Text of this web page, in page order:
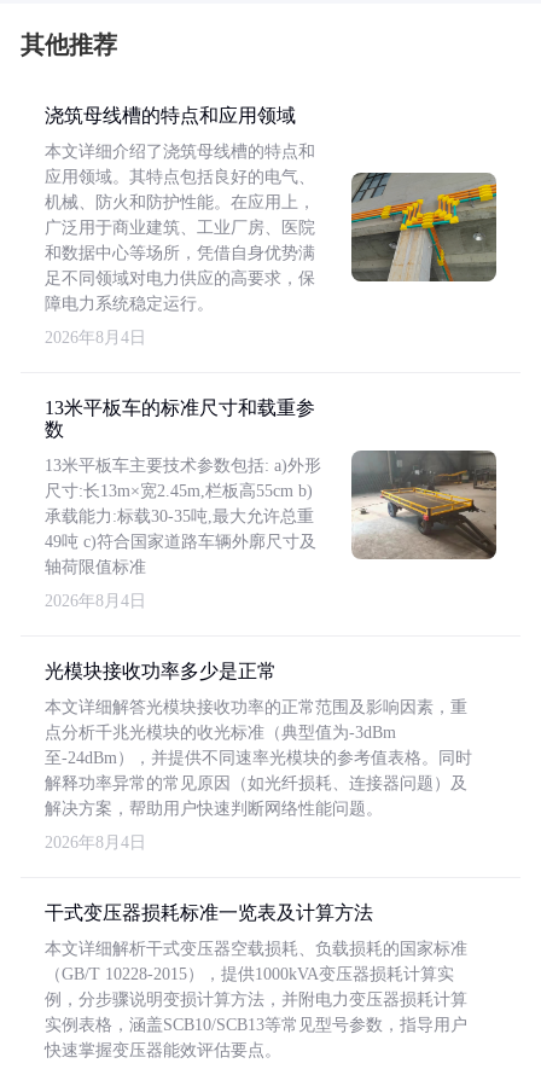
其他推荐
浇筑母线槽的特点和应用领域
本文详细介绍了浇筑母线槽的特点和
应用领域。其特点包括良好的电气、
机械、防火和防护性能。在应用上，
广泛用于商业建筑、工业厂房、医院
和数据中心等场所，凭借自身优势满
足不同领域对电力供应的高要求，保
障电力系统稳定运行。
2026年8月4日
13米平板车的标准尺寸和载重参
数
13米平板车主要技术参数包括: a)外形
尺寸:长13m×宽2.45m,栏板高55cm b)
承载能力:标载30-35吨,最大允许总重
49吨 c)符合国家道路车辆外廓尺寸及
轴荷限值标准
2026年8月4日
光模块接收功率多少是正常
本文详细解答光模块接收功率的正常范围及影响因素，重
点分析千兆光模块的收光标准（典型值为-3dBm
至-24dBm），并提供不同速率光模块的参考值表格。同时
解释功率异常的常见原因（如光纤损耗、连接器问题）及
解决方案，帮助用户快速判断网络性能问题。
2026年8月4日
干式变压器损耗标准一览表及计算方法
本文详细解析干式变压器空载损耗、负载损耗的国家标准
（GB/T 10228-2015），提供1000kVA变压器损耗计算实
例，分步骤说明变损计算方法，并附电力变压器损耗计算
实例表格，涵盖SCB10/SCB13等常见型号参数，指导用户
快速掌握变压器能效评估要点。